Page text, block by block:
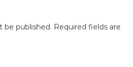
be published. Required fields are